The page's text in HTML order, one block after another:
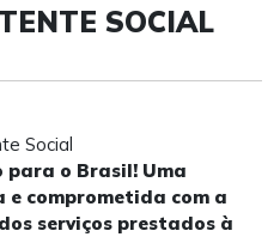
SOCIAL
Social
para o Brasil! Uma
comprometida com a
serviços prestados à